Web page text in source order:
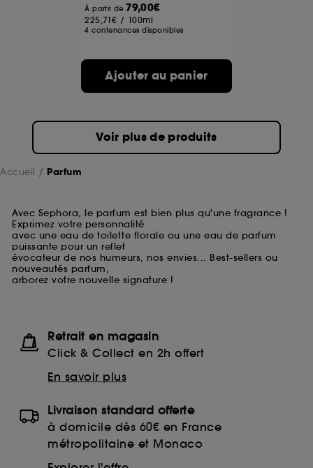
À partir de 79,00€
225,71€ / 100ml
4 contenances disponibles
Ajouter au panier
Voir plus de produits
Accueil Parfum
Avec Sephora, le parfum est bien plus qu'une fragrance !
Exprimez votre personnalité
avec une eau de toilette florale ou une eau de parfum
puissante pour un reflet
évocateur de nos humeurs, nos envies... Best-sellers ou
nouveautés parfum,
arborez votre nouvelle signature !
Retrait en magasin
Click & Collect en 2h offert
En savoir plus
Livraison standard offerte
à domicile dès 60€ en France
métropolitaine et Monaco